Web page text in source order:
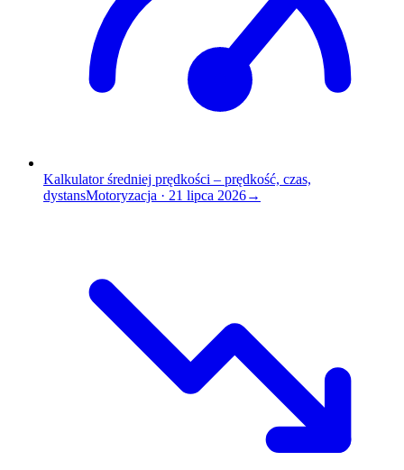
Kalkulator średniej prędkości – prędkość, czas,
dystansMotoryzacja · 21 lipca 2026→